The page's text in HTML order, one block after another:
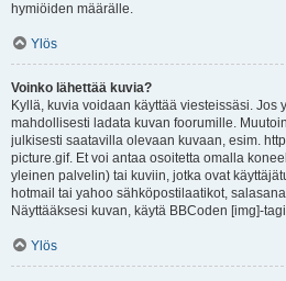
hymiöiden määrälle.
Ylös
Voinko lähettää kuvia?
Kyllä, kuvia voidaan käyttää viesteissäsi. Jos
mahdollisesti ladata kuvan foorumille.
julkisesti saatavilla olevaan kuvaan, esim.
picture.gif. Et voi antaa osoitetta omalla
yleinen palvelin) tai kuviin, jotka ovat
hotmail tai yahoo sähköpostilaatikot,
Näyttääksesi kuvan, käytä BBCoden [img]-
Ylös